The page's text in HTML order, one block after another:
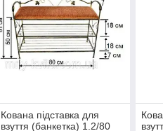
Кована підставка для
взуття (банкетка) 1.2/80